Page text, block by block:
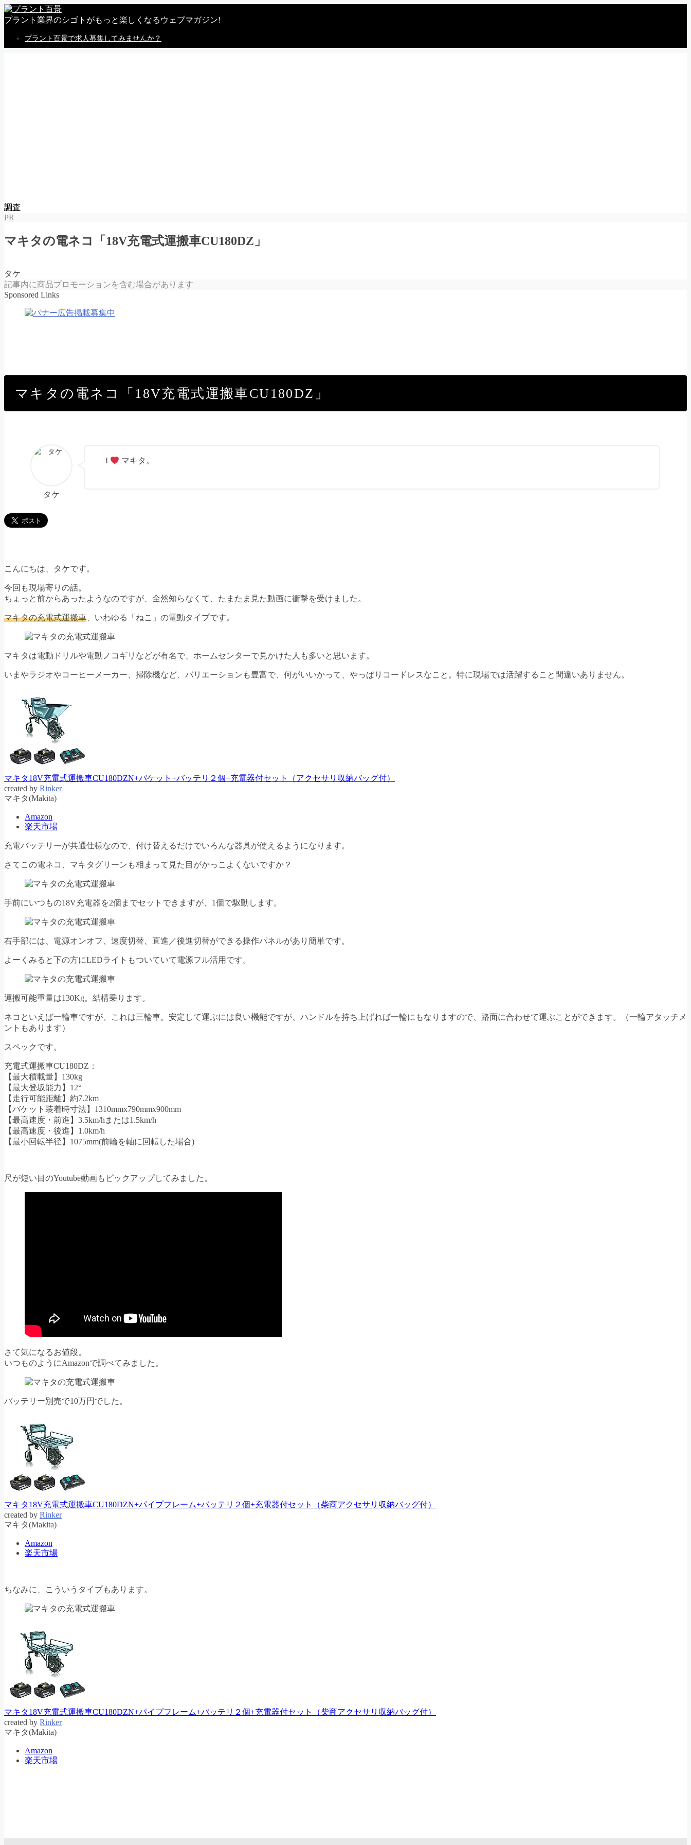
プラント業界のシゴトがもっと楽しくなるウェブマガジン!
プラント百景で求人募集してみませんか？
調査
PR
マキタの電ネコ「18V充電式運搬車CU180DZ」
タケ
記事内に商品プロモーションを含む場合があります
Sponsored Links
マキタの電ネコ「18V充電式運搬車CU180DZ」
タケ
I マキタ。
こんにちは、タケです。
今回も現場寄りの話。
ちょっと前からあったようなのですが、全然知らなくて、たまたま見た動画に衝撃を受けました。
マキタの充電式運搬車 、いわゆる「ねこ」の電動タイプです。
マキタは電動ドリルや電動ノコギリなどが有名で、ホームセンターで見かけた人も多いと思います。
いまやラジオやコーヒーメーカー、掃除機など、バリエーションも豊富で、何がいいかって、やっぱりコードレスなこと。特に現場では活躍すること間違いありません。
マキタ18V充電式運搬車CU180DZN+バケット+バッテリ２個+充電器付セット（アクセサリ収納バッグ付）
created by Rinker
マキタ(Makita)
Amazon
楽天市場
充電バッテリーが共通仕様なので、付け替えるだけでいろんな器具が使えるようになります。
さてこの電ネコ、マキタグリーンも相まって見た目がかっこよくないですか？
手前にいつもの18V充電器を2個までセットできますが、1個で駆動します。
右手部には、電源オンオフ、速度切替、直進／後進切替ができる操作パネルがあり簡単です。
よーくみると下の方にLEDライトもついていて電源フル活用です。
運搬可能重量は130Kg。結構乗ります。
ネコといえば一輪車ですが、これは三輪車。安定して運ぶには良い機能ですが、ハンドルを持ち上げれば一輪にもなりますので、路面に合わせて運ぶことができます。（一輪アタッチメ
ントもあります）
スペックです。
充電式運搬車CU180DZ：
【最大積載量】130kg
【最大登坂能力】12°
【走行可能距離】約7.2km
【バケット装着時寸法】1310mmx790mmx900mm
【最高速度・前進】3.5km/hまたは1.5km/h
【最高速度・後進】1.0km/h
【最小回転半径】1075mm(前輪を軸に回転した場合)
尺が短い目のYoutube動画もピックアップしてみました。
さて気になるお値段。
いつものようにAmazonで調べてみました。
バッテリー別売で10万円でした。
マキタ18V充電式運搬車CU180DZN+パイプフレーム+バッテリ２個+充電器付セット（柴商アクセサリ収納バッグ付）
created by Rinker
マキタ(Makita)
Amazon
楽天市場
ちなみに、こういうタイプもあります。
マキタ18V充電式運搬車CU180DZN+パイプフレーム+バッテリ２個+充電器付セット（柴商アクセサリ収納バッグ付）
created by Rinker
マキタ(Makita)
Amazon
楽天市場